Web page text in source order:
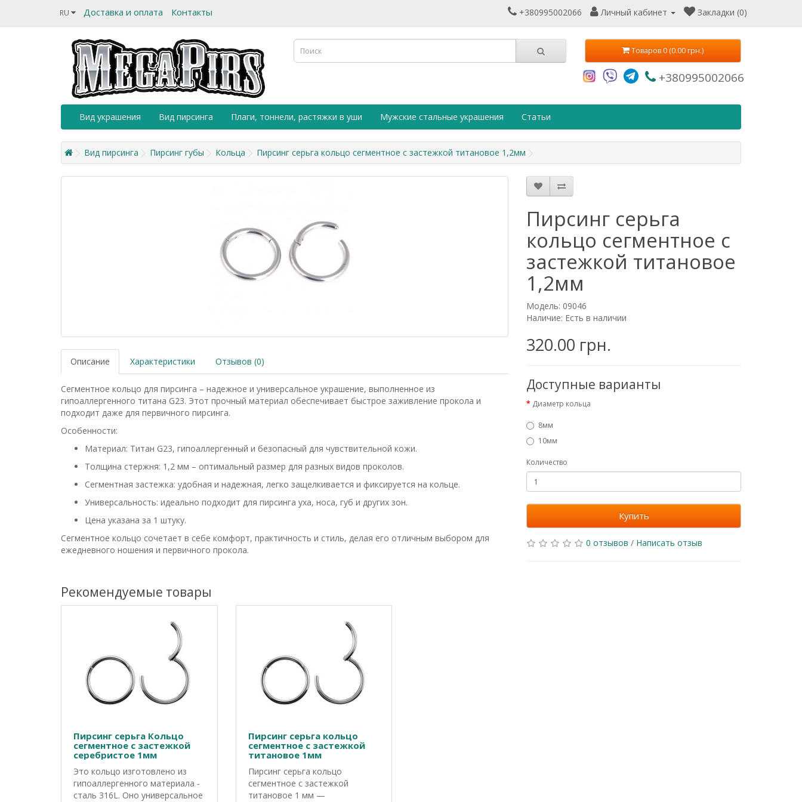
RU Доставка и оплата Контакты +380995002066 Личный кабинет Закладки (0)
Товаров 0 (0.00 грн.)
+380995002066
Вид украшения Вид пирсинга Плаги, тоннели, растяжки в уши Мужские стальные украшения Статьи
Вид пирсинга Пирсинг губы Кольца Пирсинг серьга кольцо сегментное с застежкой титановое 1,2мм
Описание Характеристики Отзывов (0)
Сегментное кольцо для пирсинга – надежное и универсальное украшение, выполненное из
гипоаллергенного титана G23. Этот прочный материал обеспечивает быстрое заживление прокола и
подходит даже для первичного пирсинга.
Особенности:
Материал: Титан G23, гипоаллергенный и безопасный для чувствительной кожи.
Толщина стержня: 1,2 мм – оптимальный размер для разных видов проколов.
Сегментная застежка: удобная и надежная, легко защелкивается и фиксируется на кольце.
Универсальность: идеально подходит для пирсинга уха, носа, губ и других зон.
Цена указана за 1 штуку.
Сегментное кольцо сочетает в себе комфорт, практичность и стиль, делая его отличным выбором для
ежедневного ношения и первичного прокола.
Пирсинг серьга
кольцо сегментное с
застежкой титановое
1,2мм
Модель: 09046
Наличие: Есть в наличии
320.00 грн.
Доступные варианты
Диаметр кольца
8мм
10мм
Количество
Купить
0 отзывов / Написать отзыв
Рекомендуемые товары
Пирсинг серьга Кольцо
сегментное с застежкой
серебристое 1мм
Это кольцо изготовлено из
гипоаллергенного материала -
сталь 316L. Оно универсальное
Пирсинг серьга кольцо
сегментное с застежкой
титановое 1мм
Пирсинг серьга кольцо
сегментное с застежкой
титановое 1 мм —